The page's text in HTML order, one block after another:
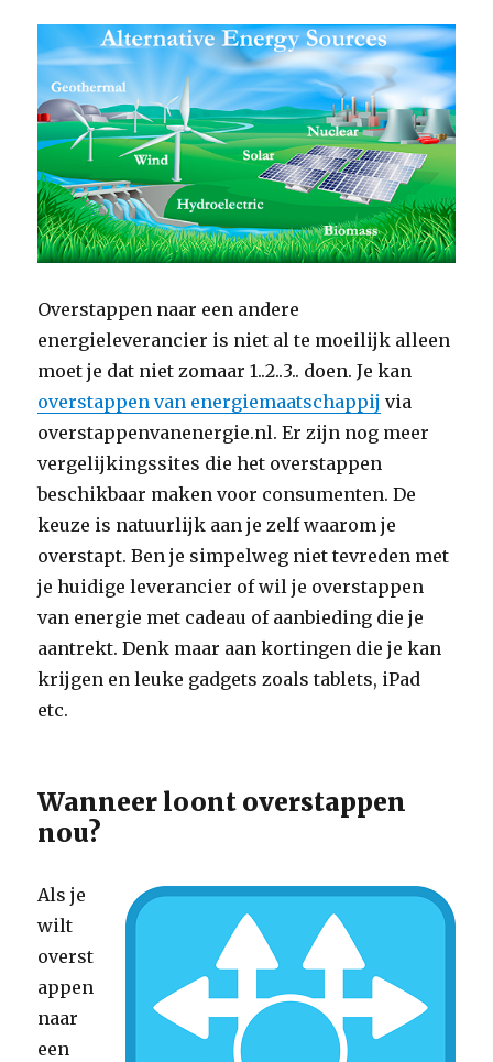
Overstappen naar een andere
energieleverancier is niet al te moeilijk alleen
moet je dat niet zomaar 1..2..3.. doen. Je kan
overstappen van energiemaatschappij via
overstappenvanenergie.nl. Er zijn nog meer
vergelijkingssites die het overstappen
beschikbaar maken voor consumenten. De
keuze is natuurlijk aan je zelf waarom je
overstapt. Ben je simpelweg niet tevreden met
je huidige leverancier of wil je overstappen
van energie met cadeau of aanbieding die je
aantrekt. Denk maar aan kortingen die je kan
krijgen en leuke gadgets zoals tablets, iPad
etc.
Wanneer loont overstappen
nou?
Als je
wilt
overst
appen
naar
een